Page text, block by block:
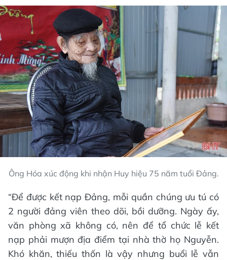
Ông Hóa xúc động khi nhận Huy hiệu 75 năm tuổi Đảng.
“Để được kết nạp Đảng, mỗi quần chúng ưu tú có
2 người đảng viên theo dõi, bồi dưỡng. Ngày ấy,
văn phòng xã không có, nên để tổ chức lễ kết
nạp phải mượn địa điểm tại nhà thờ họ Nguyễn.
Khó khăn, thiếu thốn là vậy nhưng buổi lễ vẫn